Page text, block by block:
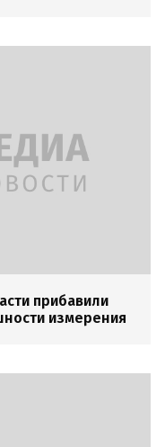
прибавили
измерения